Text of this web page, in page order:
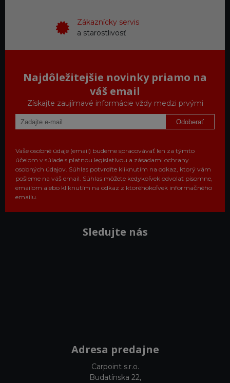
Zákaznícky servis
a starostlivosť
Najdôležitejšie novinky priamo na
váš email
Získajte zaujímavé informácie vždy medzi prvými
Odoberať
Vaše osobné údaje (email) budeme spracovávať len za týmto
účelom v súlade s platnou legislatívou a zásadami ochrany
osobných údajov. Súhlas potvrdíte kliknutím na odkaz, ktorý vám
pošleme na váš email. Súhlas môžete kedykoľvek odvolať písomne,
emailom alebo kliknutím na odkaz z ktoréhokoľvek informačného
emailu.
Sledujte nás
Adresa predajne
Carpoint s.r.o.
Budatínska 22,